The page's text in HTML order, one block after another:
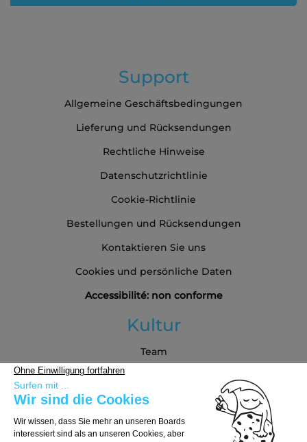
Newsletter
Support
Allgemeine Geschäftsbedingungen
Lieferung und Rücksendungen
Rechtliche Hinweise
Datenschutzrichtlinie
Cookie-Richtlinie
Bestellungen und Rücksendungen
Kontaktieren Sie uns
Cookies und persönliche Daten
Accessibilité: non conforme
Kultur
Team
Partners